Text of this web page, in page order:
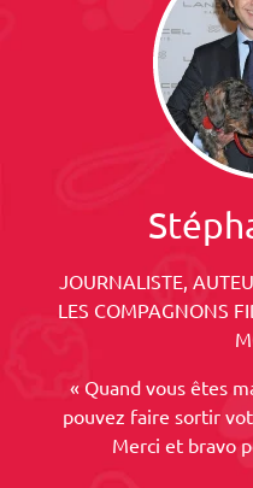
JOURNALISTE,
LES COMPAGNONS
« Quand vous êtes
pouvez faire sortir
Merci et bravo